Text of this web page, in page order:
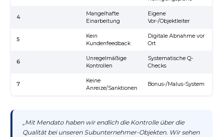
4
Mangelhafte
Einarbeitung
Eigene
Vor-/Objektleiter
5
Kein
Kundenfeedback
Digitale Abnahme vor
Ort
6
Unregelmäßige
Kontrollen
Systematische Q-
Checks
7
Keine
Anreize/Sanktionen
Bonus-/Malus-System
„Mit Mendato haben wir endlich die Kontrolle über die
Qualität bei unseren Subunternehmer-Objekten. Wir sehen